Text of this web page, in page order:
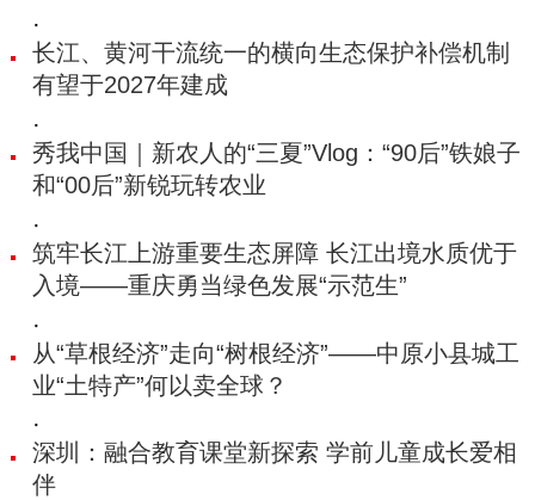
·
长江、黄河干流统一的横向生态保护补偿机制
有望于2027年建成
·
秀我中国｜新农人的“三夏”Vlog：“90后”铁娘子
和“00后”新锐玩转农业
·
筑牢长江上游重要生态屏障 长江出境水质优于
入境——重庆勇当绿色发展“示范生”
·
从“草根经济”走向“树根经济”——中原小县城工
业“土特产”何以卖全球？
·
深圳：融合教育课堂新探索 学前儿童成长爱相
伴